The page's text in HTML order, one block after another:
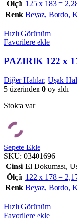
Ölçü 125 x 183 =
Renk Beyaz, Bordo,
Hızlı Görünüm
Favorilere ekle
PAZIRIK 122 x
Diğer Halılar, Uşak
5 üzerinden 0 oy aldı
Stokta var
Sepete Ekle
SKU: 03401696
Cinsi El Dokuması,
Ölçü 122 x 178 =
Renk Beyaz, Bordo,
Hızlı Görünüm
Favorilere ekle